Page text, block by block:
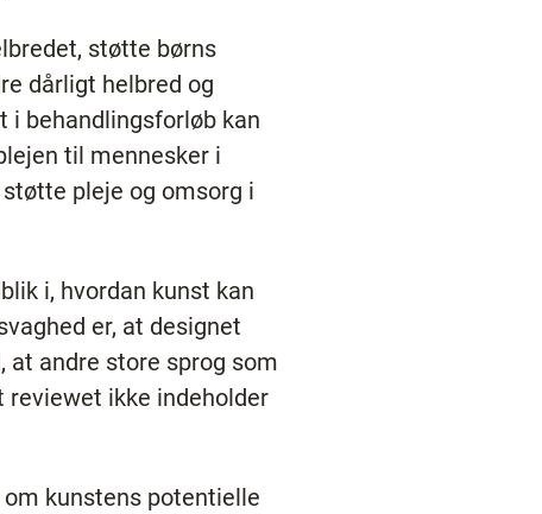
støtte børns
dårligt helbred og
i behandlingsforløb kan
til mennesker i
pleje og omsorg i
i, hvordan kunst kan
er, at designet
at andre store sprog som
reviewet ikke indeholder
kunstens potentielle